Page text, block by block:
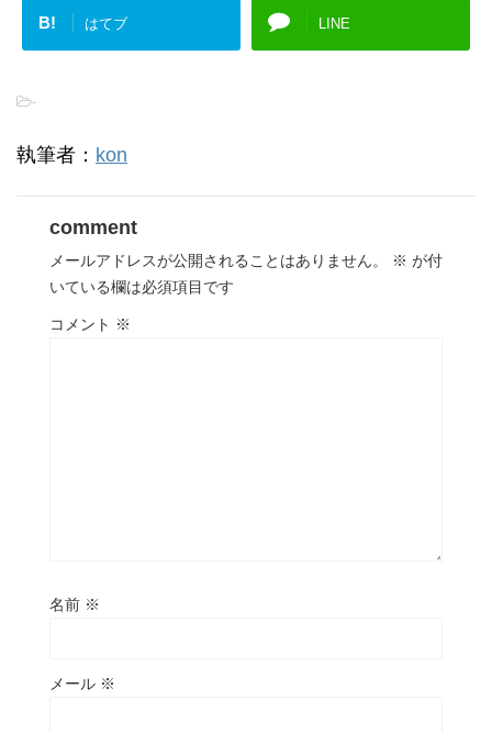
B! はてブ LINE
-
執筆者： kon
comment
メールアドレスが公開されることはありません。 ※ が付
いている欄は必須項目です
コメント ※
名前 ※
メール ※